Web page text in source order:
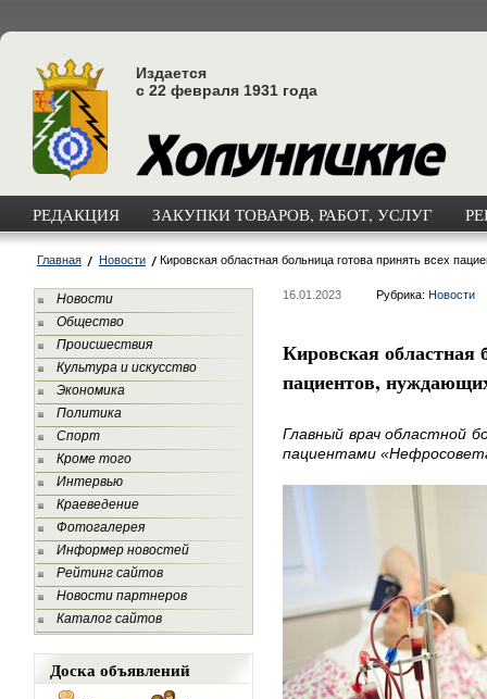
Издается
с 22 февраля 1931 года
РЕДАКЦИЯ ЗАКУПКИ ТОВАРОВ, РАБОТ, УСЛУГ
Главная Новости Кировская областная больница готова принять всех
Новости
Общество
Происшествия
Культура и искусство
Экономика
Политика
Спорт
Кроме того
Интервью
Краеведение
Фотогалерея
Информер новостей
Рейтинг сайтов
Новости партнеров
Каталог сайтов
Доска объявлений
16.01.2023 Рубрика: Новости
Кировская областная
пациентов,
Главный врач областной
пациентами